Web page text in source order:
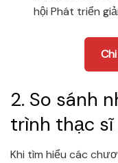
hội Phát triển
2. So sánh
trình thạc sĩ
Khi tìm hiểu các